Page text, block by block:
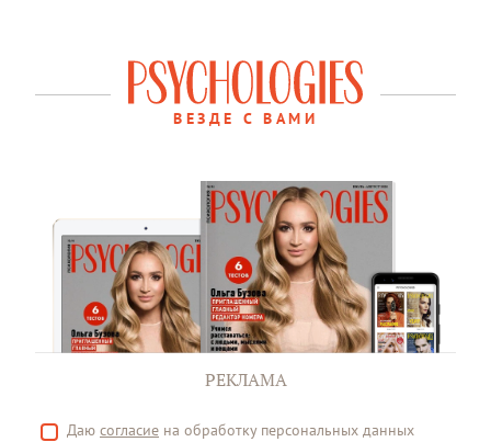
ВЕЗДЕ С ВАМИ
РЕКЛАМА
Даю согласие на обработку персональных данных